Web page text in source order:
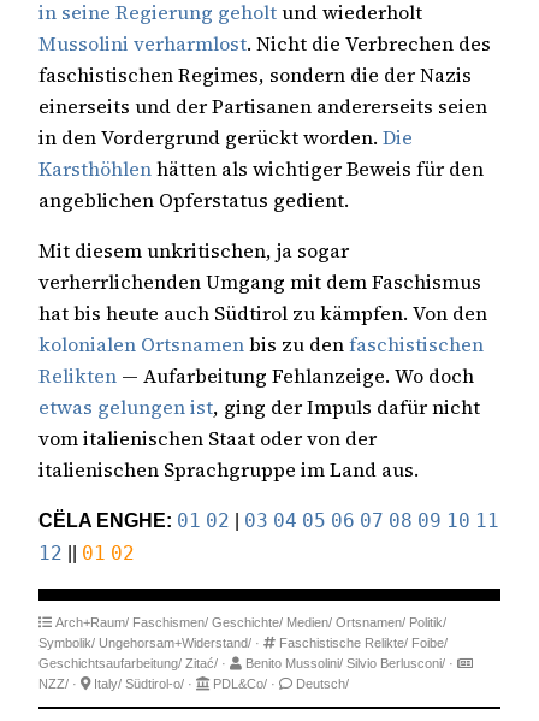
in seine Regierung geholtund wiederholt
Mussolini verharmlost. Nicht die Verbrechen des
faschistischen Regimes, sondern die der Nazis
einerseits und der Partisanen andererseits seien
in den Vordergrund gerückt worden. Die
Karsthöhlenhätten als wichtiger Beweis für den
angeblichen Opferstatus gedient.
Mit diesem unkritischen, ja sogar
verherrlichenden Umgang mit dem Faschismus
hat bis heute auch Südtirol zu kämpfen. Von den
kolonialen Ortsnamenbis zu denfaschistischen
Relikten — Aufarbeitung Fehlanzeige. Wo doch
etwas gelungen ist, ging der Impuls dafür nicht
vom italienischen Staat oder von der
italienischen Sprachgruppe im Land aus.
CËLA ENGHE: 01 02 | 03 04 05 06 07 08 09 10 11
12 || 01 02
Arch+Raum/ Faschismen/ Geschichte/ Medien/ Ortsnamen/ Politik/
Symbolik/ Ungehorsam+Widerstand/ · Faschistische Relikte/ Foibe/
Geschichtsaufarbeitung/ Zitać/ · Benito Mussolini/ Silvio Berlusconi/ ·
NZZ/ · Italy/ Südtirol-o/ · PDL&Co/ · Deutsch/